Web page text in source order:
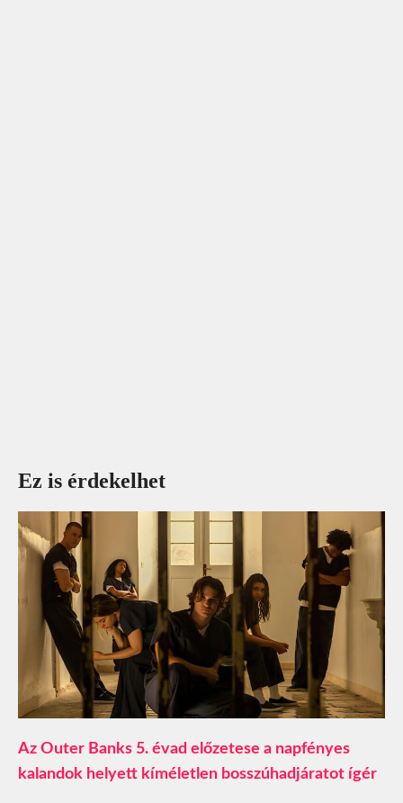
Ez is érdekelhet
Az Outer Banks 5. évad előzetese a napfényes
kalandok helyett kíméletlen bosszúhadjáratot ígér